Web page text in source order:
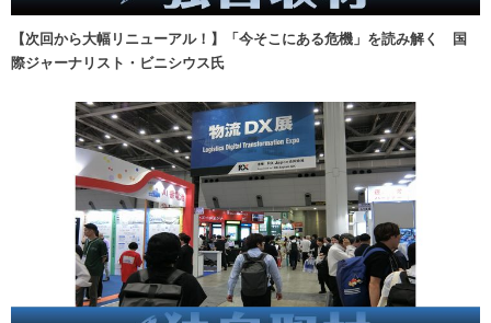
【次回から大幅リニューアル！】「今そこにある危機」を読み解く 国
際ジャーナリスト・ビニシウス氏